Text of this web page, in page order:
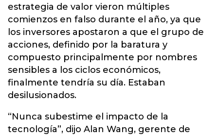
estrategia de valor vieron múltiples
comienzos en falso durante el año, ya que
los inversores apostaron a que el grupo de
acciones, definido por la baratura y
compuesto principalmente por nombres
sensibles a los ciclos económicos,
finalmente tendría su día. Estaban
desilusionados.
“Nunca subestime el impacto de la
tecnología”, dijo Alan Wang, gerente de